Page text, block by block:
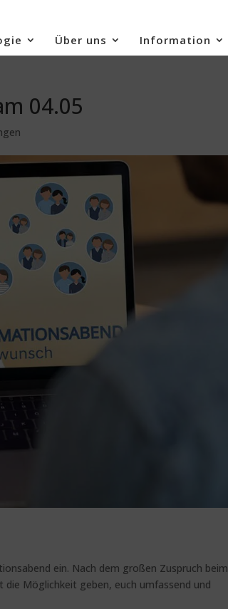
Über uns Information
04.05
ein. Nach dem großen Zuspruch beim
Möglichkeit geben, euch umfassend und